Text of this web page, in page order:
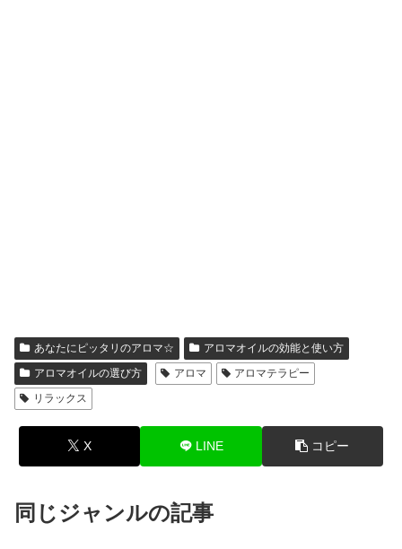
あなたにピッタリのアロマ☆
アロマオイルの効能と使い方
アロマオイルの選び方
アロマ
アロマテラピー
リラックス
X LINE コピー
同じジャンルの記事